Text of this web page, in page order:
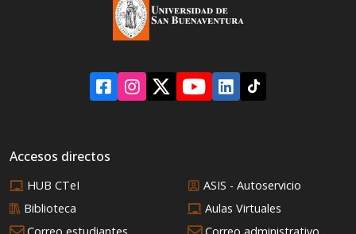
Accesos directos
HUB CTeI
ASIS - Autoservicio
Biblioteca
Aulas Virtuales